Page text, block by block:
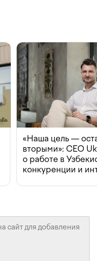
«Наша цель —
вторыми»: CEO
о работе в
конкуренции и